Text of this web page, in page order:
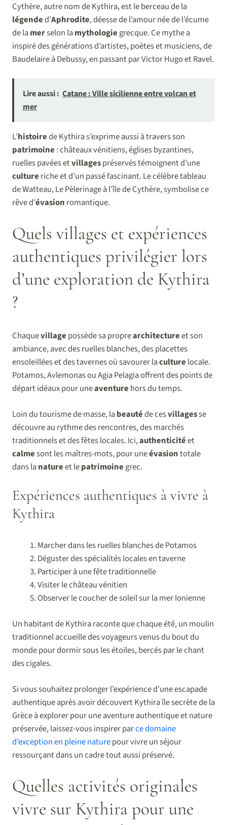
Cythère, autre nom de Kythira, est le berceau de la
légended’Aphrodite, déesse de l’amour née de l’écume
de lamerselon lamythologiegrecque. Ce mythe a
inspiré des générations d’artistes, poètes et musiciens, de
Baudelaire à Debussy, en passant par Victor Hugo et Ravel.
Lire aussi : Catane : Ville sicilienne entre volcan et
mer
L’histoirede Kythira s’exprime aussi à travers son
patrimoine : châteaux vénitiens, églises byzantines,
ruelles pavées etvillagespréservés témoignent d’une
culture riche et d’un passé fascinant. Le célèbre tableau
de Watteau, Le Pèlerinage à l’île de Cythère, symbolise ce
rêve d’évasion romantique.
Quels villages et expériences
authentiques privilégier lors
d’une exploration de Kythira
?
Chaquevillage possède sa proprearchitectureet son
ambiance, avec des ruelles blanches, des placettes
ensoleillées et des tavernes où savourer laculture locale.
Potamos, Avlemonas ou Agia Pelagia offrent des points de
départ idéaux pour uneaventure hors du temps.
Loin du tourisme de masse, labeautéde cesvillagesse
découvre au rythme des rencontres, des marchés
traditionnels et des fêtes locales. Ici,authenticitéet
calmesont les maîtres-mots, pour uneévasiontotale
dans lanatureet lepatrimoinegrec.
Expériences authentiques à vivre à
Kythira
Marcher dans les ruelles blanches de Potamos
Déguster des spécialités locales en taverne
Participer à une fête traditionnelle
Visiter le château vénitien
Observer le coucher de soleil sur la mer Ionienne
Un habitant de Kythira raconte que chaque été, un moulin
traditionnel accueille des voyageurs venus du bout du
monde pour dormir sous les étoiles, bercés par le chant
des cigales.
Si vous souhaitez prolonger l’expérience d’une escapade
authentique après avoir découvert Kythira île secrète de la
Grèce à explorer pour une aventure authentique et nature
préservée, laissez-vous inspirer parce domaine
d’exception en pleine naturepour vivre un séjour
ressourçant dans un cadre tout aussi préservé.
Quelles activités originales
vivre sur Kythira pour une